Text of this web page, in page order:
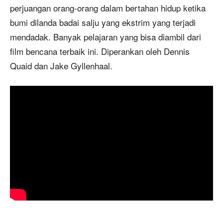
perjuangan orang-orang dalam bertahan hidup ketika
bumi dilanda badai salju yang ekstrim yang terjadi
mendadak. Banyak pelajaran yang bisa diambil dari
film bencana terbaik ini. Diperankan oleh Dennis
Quaid dan Jake Gyllenhaal.